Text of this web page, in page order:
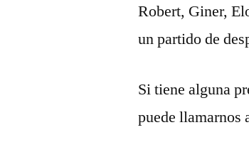
Robert, Giner,
un partido de
Si tiene alguna
puede llamarnos